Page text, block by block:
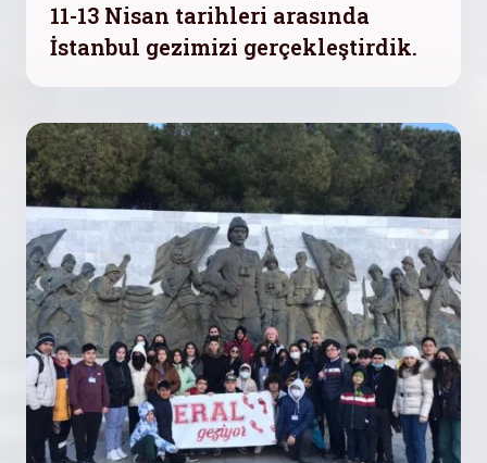
11-13 Nisan tarihleri arasında
İstanbul gezimizi gerçekleştirdik.